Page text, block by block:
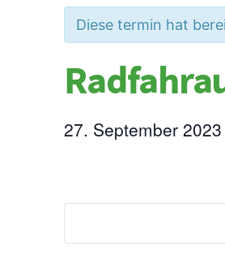
Diese termin hat
27. September 2023